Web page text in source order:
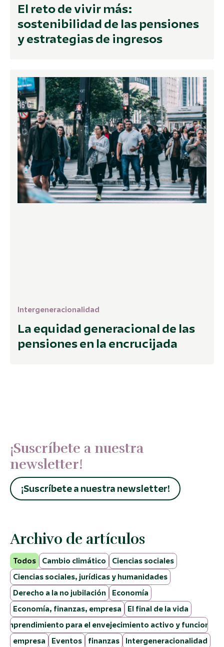
El reto de vivir más:
sostenibilidad de las pensiones
y estrategias de ingresos
Intergeneracionalidad
La equidad generacional de las
pensiones en la encrucijada
¡Suscríbete a nuestra
newsletter!
¡Suscríbete a nuestra newsletter!
Archivo de artículos
Cambio climático
Ciencias sociales
Ciencias sociales, jurídicas y humanidades
Derecho a la no jubilación
Economía
Economía, finanzas, empresa
El final de la vida
Emprendimiento para el envejecimiento activo y funcional
empresa
Eventos finanzas Intergeneracionalidad
Todos